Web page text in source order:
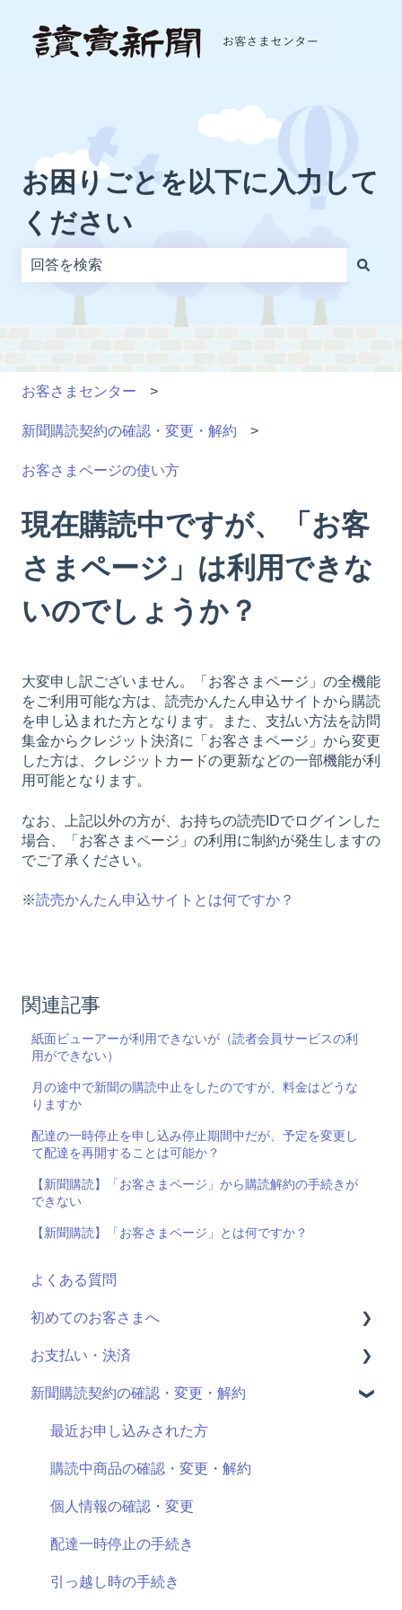
お困りごとを以下に入力して
ください
お客さまセンター
新聞購読契約の確認・変更・解約
お客さまページの使い方
現在購読中ですが、「お客
さまページ」は利用できな
いのでしょうか？
大変申し訳ございません。「お客さまページ」の全機能
をご利用可能な方は、読売かんたん申込サイトから購読
を申し込まれた方となります。また、支払い方法を訪問
集金からクレジット決済に「お客さまページ」から変更
した方は、クレジットカードの更新などの一部機能が利
用可能となります。
なお、上記以外の方が、お持ちの読売IDでログインした
場合、「お客さまページ」の利用に制約が発生しますの
でご了承ください。
※読売かんたん申込サイトとは何ですか？
関連記事
紙面ビューアーが利用できないが（読者会員サービスの利
用ができない）
月の途中で新聞の購読中止をしたのですが、料金はどうな
りますか
配達の一時停止を申し込み停止期間中だが、予定を変更し
て配達を再開することは可能か？
【新聞購読】「お客さまページ」から購読解約の手続きが
できない
【新聞購読】「お客さまページ」とは何ですか？
よくある質問
初めてのお客さまへ
読売ID登録
読売かんたん申込サイトとは
申し込み手続きの方法
申し込む新聞の選択
契約期間・料金
決済方法の選択
お支払い・決済
決済情報の確認・変更
クレジットカード明細
新聞購読契約の確認・変更・解約
最近お申し込みされた方
購読中商品の確認・変更・解約
個人情報の確認・変更
配達一時停止の手続き
引っ越し時の手続き